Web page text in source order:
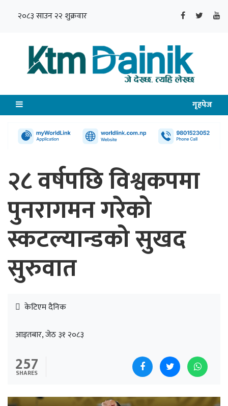
२०८३ साउन २२ शुक्रवार
गृहपेज
२८ वर्षपछि विश्वकपमा
पुनरागमन गरेको
स्कटल्यान्डको सुखद
सुरुवात
केटिएम दैनिक
आइतबार, जेठ ३१ २०८३
257
SHARES